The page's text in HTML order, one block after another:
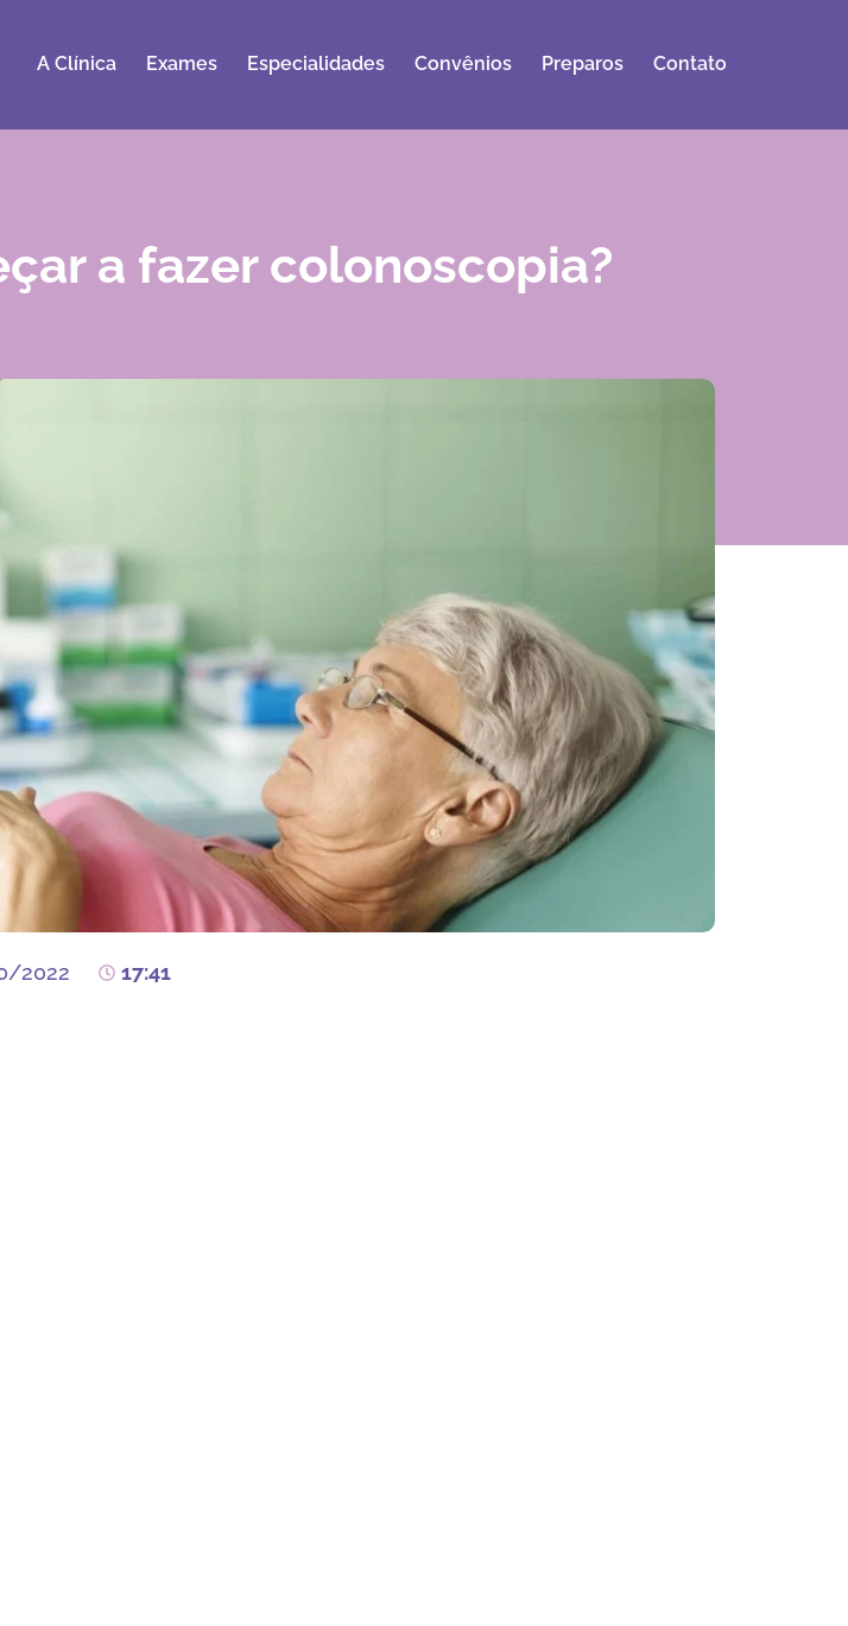
A Clínica Exames Especialidades Convênios Preparos Contato
a fazer colonoscopia?
2022 17:41